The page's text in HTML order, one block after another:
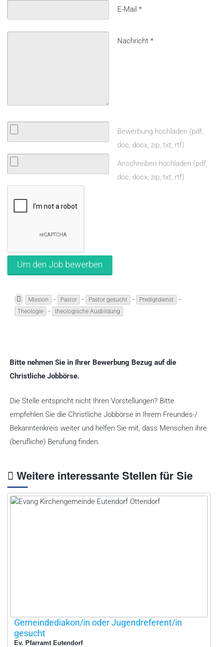
E-Mail *
Nachricht *
Bewerbung hochladen (pdf,
doc, docx, zip, txt, rtf)
Anschreiben hochladen (pdf,
doc, docx, zip, txt, rtf)
Mission - Pastor - Pastor gesucht - Predigtdienst -
Theologie - theologische Ausbildung
Bitte nehmen Sie in Ihrer Bewerbung Bezug auf die
Christliche Jobbörse.
Die Stelle entspricht nicht Ihren Vorstellungen? Bitte
empfehlen Sie die Christliche Jobbörse in Ihrem Freundes-/
Bekanntenkreis weiter und helfen Sie mit, dass Menschen ihre
(berufliche) Berufung finden.
Weitere interessante Stellen für Sie
Gemeindediakon/in oder Jugendreferent/in
gesucht
Ev. Pfarramt Eutendorf